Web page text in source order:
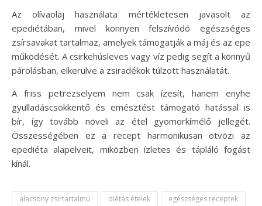
Az olívaolaj használata mértékletesen javasolt az
epediétában, mivel könnyen felszívódó egészséges
zsírsavakat tartalmaz, amelyek támogatják a máj és az epe
működését. A csirkehúsleves vagy víz pedig segít a könnyű
párolásban, elkerülve a zsiradékok túlzott használatát.
A friss petrezselyem nem csak ízesít, hanem enyhe
gyulladáscsökkentő és emésztést támogató hatással is
bír, így tovább növeli az étel gyomorkímélő jellegét.
Összességében ez a recept harmonikusan ötvözi az
epediéta alapelveit, miközben ízletes és tápláló fogást
kínál.
alacsony zsírtartalmú diétás ételek egészséges receptek